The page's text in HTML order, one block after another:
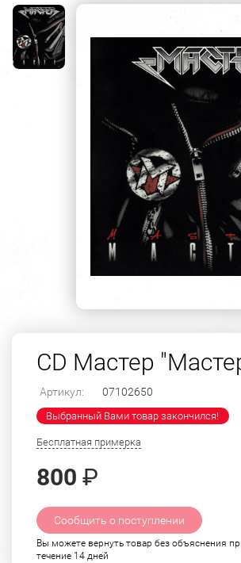
CD Мастер
Артикул: 07102650
Выбранный Вами товар закончился!
Бесплатная примерка
800 ₽
Сообщить о поступлении
Вы можете вернуть товар без объяснения
течение 14 дней